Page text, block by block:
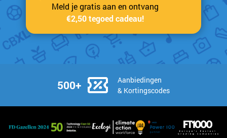
Meld je gratis aan en ontvang
€2,50 tegoed cadeau!
500+
Aanbiedingen
& Kortingscodes